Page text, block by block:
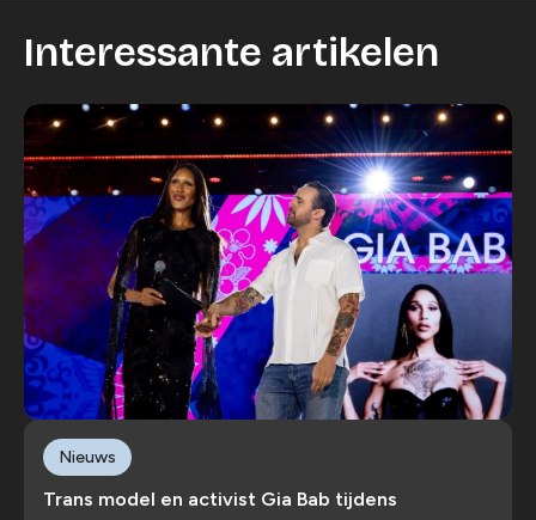
Interessante artikelen
Trans model en activist Gia Bab tijdens
Nieuws